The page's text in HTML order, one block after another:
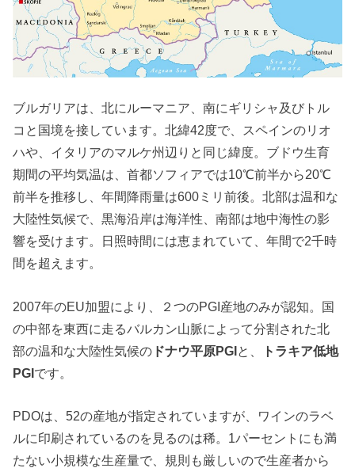
ブルガリアは、北にルーマニア、南にギリシャ及びトル
コと国境を接しています。北緯42度で、スペインのリオ
ハや、イタリアのマルケ州辺りと同じ緯度。ブドウ生育
期間の平均気温は、首都ソフィアでは10℃前半から20℃
前半を推移し、年間降雨量は600ミリ前後。北部は温和な
大陸性気候で、黒海沿岸は海洋性、南部は地中海性の影
響を受けます。日照時間には恵まれていて、年間で2千時
間を超えます。
2007年のEU加盟により、２つのPGI産地のみが認知。国
の中部を東西に走るバルカン山脈によって分割された北
部の温和な大陸性気候の ドナウ平原PGIと、
トラキア低地
PGIです。
PDOは、52の産地が指定されていますが、ワインのラベ
ルに印刷されているのを見るのは稀。1パーセントにも満
たない小規模な生産量で、規則も厳しいので生産者から